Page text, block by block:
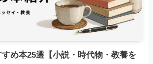
め本25選【小説・時代物・教養を